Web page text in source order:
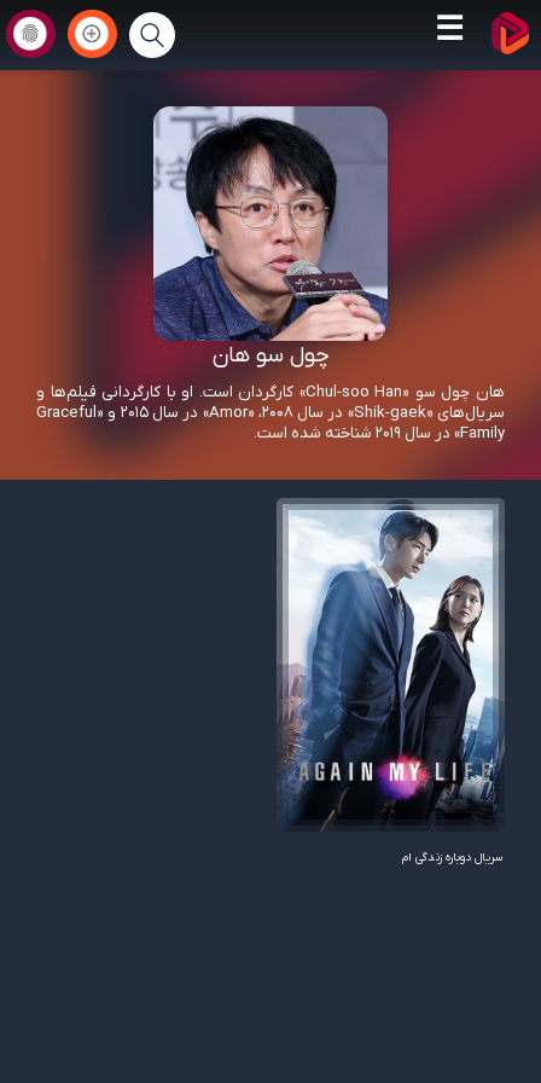
☰
چول سو هان
هان چول سو «Chul-soo Han» کارگردان است. او با کارگردانی فیلم‌ها و
سریال‌های «Shik-gaek» در سال 2008، «Amor» در سال 2015 و «Graceful
Family» در سال 2019 شناخته شده است.
سریال دوباره زندگی ام